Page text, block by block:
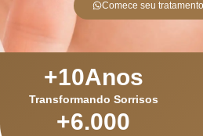
Comece seu
Transformando Sorrisos
+10Anos
+6.000